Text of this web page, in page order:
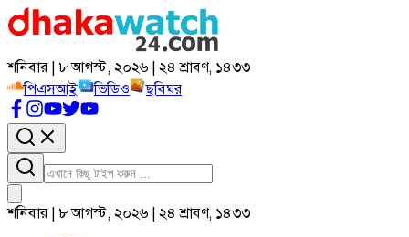
শনিবার | ৮ আগস্ট, ২০২৬ | ২৪ শ্রাবণ, ১৪৩৩
পিএসআই
ভিডিও ছবিঘর
শনিবার | ৮ আগস্ট, ২০২৬ | ২৪ শ্রাবণ, ১৪৩৩